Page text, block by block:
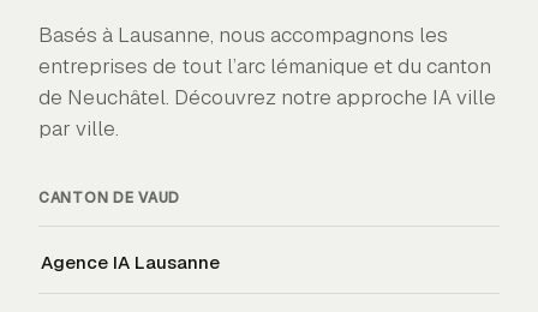
Basés à Lausanne, nous accompagnons les
entreprises de tout l’arc lémanique et du canton
de Neuchâtel. Découvrez notre approche IA ville
par ville.
CANTON DEVAUD
Agence IA Lausanne